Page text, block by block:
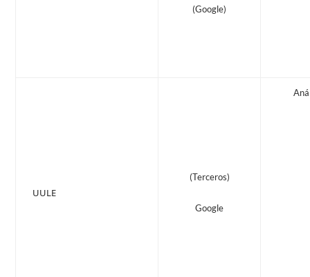
(Google)
UULE
(Terceros)
Google